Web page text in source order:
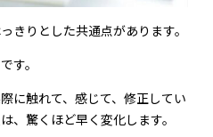
きりとした共通点があります。
す。
に触れて、感じて、修正してい
、驚くほど早く変化します。